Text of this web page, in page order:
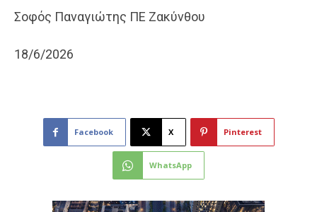
Σοφός Παναγιώτης ΠΕ Ζακύνθου
18/6/2026
Facebook X Pinterest
WhatsApp